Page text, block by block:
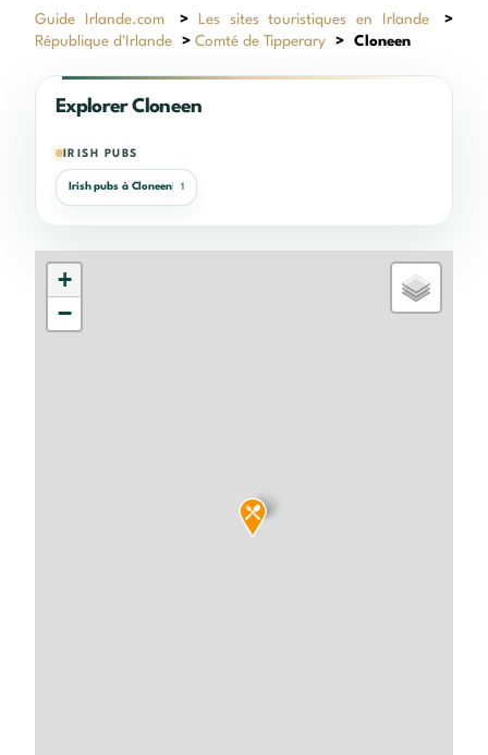
Guide Irlande.com > Les sites touristiques en Irlande
>
République d'Irlande
> Comté de Tipperary > Cloneen
Explorer Cloneen
IRISH PUBS
Irish pubs à Cloneen 1
+
−